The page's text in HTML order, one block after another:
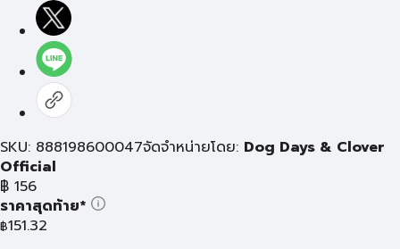
SKU: 888198600047จัดจำหน่ายโดย: Dog Days & Clover
Official
฿ 156
ราคาสุดท้าย*
฿151.32